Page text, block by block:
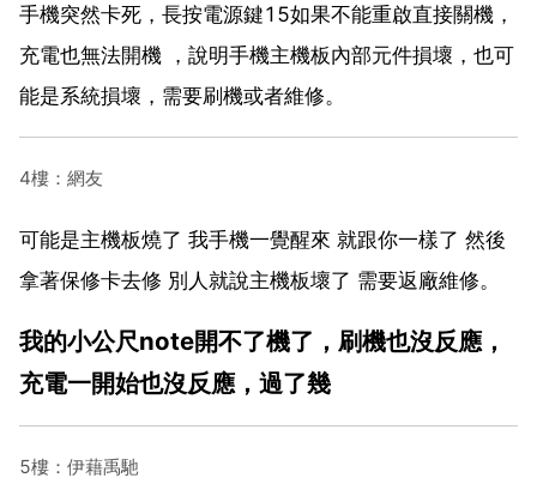
手機突然卡死，長按電源鍵15如果不能重啟直接關機，
充電也無法開機 ，說明手機主機板內部元件損壞，也可
能是系統損壞，需要刷機或者維修。
4樓：網友
可能是主機板燒了 我手機一覺醒來 就跟你一樣了 然後
拿著保修卡去修 別人就說主機板壞了 需要返廠維修。
我的小公尺note開不了機了，刷機也沒反應，
充電一開始也沒反應，過了幾
5樓：伊藉禹馳